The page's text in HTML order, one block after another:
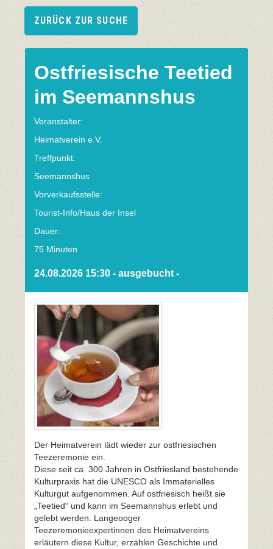
ZURÜCK ZUR SUCHE
Ostfriesische Teetied
im Seemannshus
Veranstalter:
Heimatverein e.V.
Treffpunkt:
Seemannshus
Vorverkaufsstelle:
Tourist-Info/Haus der Insel
Dauer:
75 Minuten
24.08.2026 15:30 - ausgebucht -
Der Heimatverein lädt wieder zur ostfriesischen
Teezeremonie ein.
Diese seit ca. 300 Jahren in Ostfriesland bestehende
Kulturpraxis hat die UNESCO als Immaterielles
Kulturgut aufgenommen. Auf ostfriesisch heißt sie
„Teetied“ und kann im Seemannshus erlebt und
gelebt werden. Langeooger
Teezeremonieexpertinnen des Heimatvereins
erläutern diese Kultur, erzählen Geschichte und